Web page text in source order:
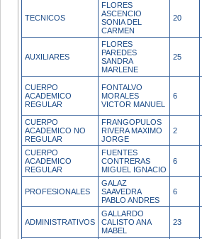
TECNICOS
FLORES
ASCENCIO
SONIA DEL
CARMEN
20
AUXILIARES
FLORES
PAREDES
SANDRA
MARLENE
25
CUERPO
ACADEMICO
REGULAR
FONTALVO
MORALES
VICTOR MANUEL
6
CUERPO
ACADEMICO NO
REGULAR
FRANGOPULOS
RIVERA MAXIMO
JORGE
2
CUERPO
ACADEMICO
REGULAR
FUENTES
CONTRERAS
MIGUEL IGNACIO
6
PROFESIONALES
GALAZ
SAAVEDRA
PABLO ANDRES
6
ADMINISTRATIVOS
GALLARDO
CALISTO ANA
MABEL
23